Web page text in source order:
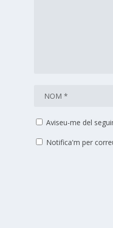
Aviseu-me del
Notifica'm per